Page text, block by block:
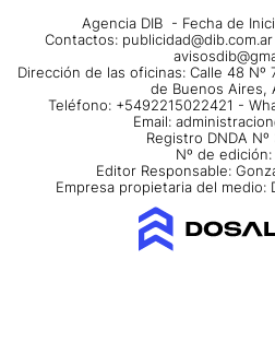
Agencia DIB - Fecha de
Contactos: publicidad@dib.com.ar
Dirección de las oficinas: Calle 48 Nº
de Buenos Aires,
Teléfono: +5492215022421 -
Email:
Registro DNDA
Nº de
Editor Responsable:
Empresa propietaria del medio: